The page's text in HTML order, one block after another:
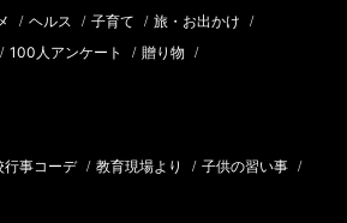
/ ヘルス / 子育て / 旅・お出かけ /
/ 100人アンケート / 贈り物 /
行事コーデ / 教育現場より / 子供の習い事 /